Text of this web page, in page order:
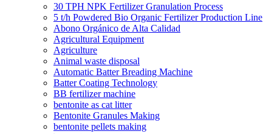
30 TPH NPK Fertilizer Granulation Process
5 t/h Powdered Bio Organic Fertilizer Production Line
Abono Orgánico de Alta Calidad
Agricultural Equipment
Agriculture
Animal waste disposal
Automatic Batter Breading Machine
Batter Coating Technology
BB fertilizer machine
bentonite as cat litter
Bentonite Granules Making
bentonite pellets making